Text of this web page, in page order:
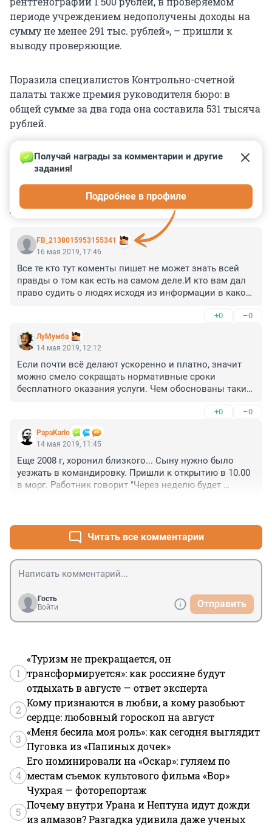
периоде учреждением недополучены доходы на
сумму не менее 291 тыс. рублей», – пришли к
выводу проверяющие.
Поразила специалистов Контрольно-счетной
палаты также премия руководителя бюро: в
общей сумме за два года она составила 531 тысяча
рублей.
КОММЕНТАРИИ 29
FB_2138015953155341
Получай награды за комментарии и другие
задания!
Подробнее в профиле
16 мая 2019, 17:46
Все те кто тут коменты пишет не может знать всей
правды о том как есть на самом деле.И кто вам дал
право судить о людях исходя из информации в какой
Эта статья покупная и скорее всего купили её
москвичи,которые метят на место директора бюро.
+0 –0
ЛуМумба
14 мая 2019, 12:12
Если почти всё делают ускоренно и платно, значит
можно смело сокращать нормативные сроки
бесплатного оказания услуги. Чем обоснованы такие
Рентгенологи сколько часов в сутки работали при
Выполнялись ли вообще эти работы?
Короче, "где посадки?" ©
+0 –0
PapaKarlo
14 мая 2019, 11:45
Еще 2008 г, хоронил близкого... Сыну нужно было
уезжать в командировку. Пришли к открытию в 10.00
в морг. Работник говорит "Через неделю будет
часа приходите". Мы вышли, и минут 40 вернулись.
Нам отдали справку со всеми подписями и печатями.
И тогда мне пришел в голову вопрос: "А проводилось
ли вскрытие вообще? Ведь, за 30 мин, это технически
невозможно выполнить."
Читать все комментарии
Гость
Войти
Отправить
1
«Туризм не прекращается, он
трансформируется»: как россияне будут
отдыхать в августе — ответ эксперта
2
Кому признаются в любви, а кому разобьют
сердце: любовный гороскоп на август
3
«Меня бесила моя роль»: как сегодня выглядит
Пуговка из «Папиных дочек»
4
Его номинировали на «Оскар»: гуляем по
местам съемок культового фильма «Вор»
Чухрая — фоторепортаж
5
Почему внутри Урана и Нептуна идут дожди
из алмазов? Разгадка удивила даже ученых